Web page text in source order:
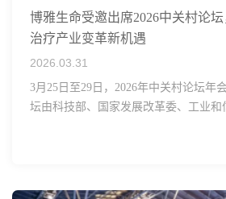
博雅生命受邀出席2026中关村论
治疗产业变革新机遇
2026.03.31
3月25日至29日，2026年中关村论坛年
坛由科技部、国家发展改革委、工业和